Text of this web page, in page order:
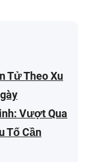
Tử Theo Xu
Vượt Qua
Tố Cần